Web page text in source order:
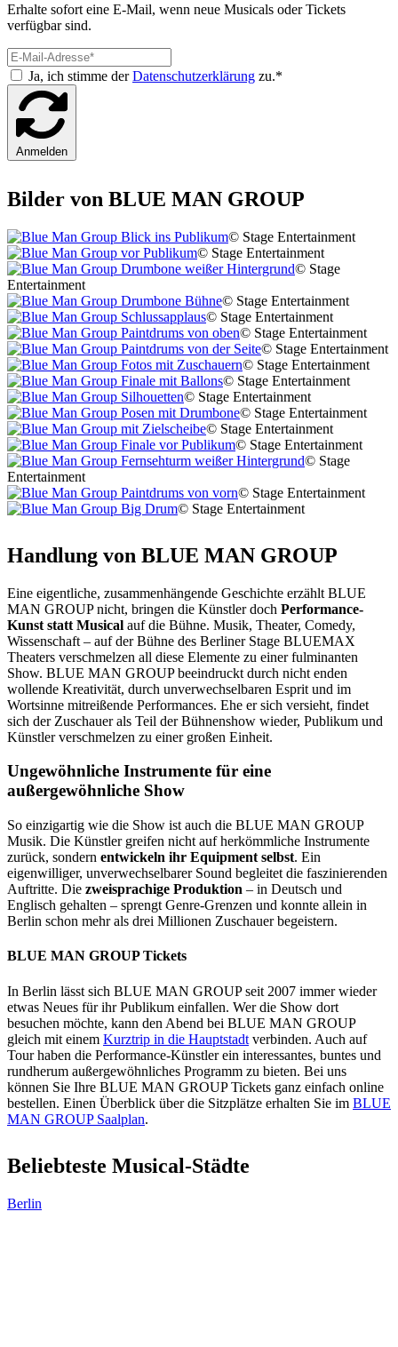
Erhalte sofort eine E-Mail, wenn neue Musicals oder Tickets
verfügbar sind.
Ja, ich stimme derDatenschutzerklärung zu.*
Anmelden
Bilder von BLUE MAN GROUP
© Stage Entertainment
© Stage Entertainment
© Stage
Entertainment
© Stage Entertainment
© Stage Entertainment
© Stage Entertainment
© Stage Entertainment
© Stage Entertainment
© Stage Entertainment
© Stage Entertainment
© Stage Entertainment
© Stage Entertainment
© Stage Entertainment
© Stage
Entertainment
© Stage Entertainment
© Stage Entertainment
Handlung von BLUE MAN GROUP
Eine eigentliche, zusammenhängende Geschichte erzählt BLUE
MAN GROUP nicht, bringen die Künstler doch Performance-
Kunst statt Musical auf die Bühne. Musik, Theater, Comedy,
Wissenschaft – auf der Bühne des Berliner Stage BLUEMAX
Theaters verschmelzen all diese Elemente zu einer fulminanten
Show. BLUE MAN GROUP beeindruckt durch nicht enden
wollende Kreativität, durch unverwechselbaren Esprit und im
Wortsinne mitreißende Performances. Ehe er sich versieht, findet
sich der Zuschauer als Teil der Bühnenshow wieder, Publikum und
Künstler verschmelzen zu einer großen Einheit.
Ungewöhnliche Instrumente für eine
außergewöhnliche Show
So einzigartig wie die Show ist auch die BLUE MAN GROUP
Musik. Die Künstler greifen nicht auf herkömmliche Instrumente
zurück, sondern entwickeln ihr Equipment selbst. Ein
eigenwilliger, unverwechselbarer Sound begleitet die faszinierenden
Auftritte. Die zweisprachige Produktion – in Deutsch und
Englisch gehalten – sprengt Genre-Grenzen und konnte allein in
Berlin schon mehr als drei Millionen Zuschauer begeistern.
BLUE MAN GROUP Tickets
In Berlin lässt sich BLUE MAN GROUP seit 2007 immer wieder
etwas Neues für ihr Publikum einfallen. Wer die Show dort
besuchen möchte, kann den Abend bei BLUE MAN GROUP
gleich mit einem Kurztrip in die Hauptstadt verbinden. Auch auf
Tour haben die Performance-Künstler ein interessantes, buntes und
rundherum außergewöhnliches Programm zu bieten. Bei uns
können Sie Ihre BLUE MAN GROUP Tickets ganz einfach online
bestellen. Einen Überblick über die Sitzplätze erhalten Sie im BLUE
MAN GROUP Saalplan.
Beliebteste Musical-Städte
Berlin